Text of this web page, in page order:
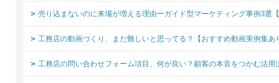
売り込まないのに来場が増える理由ーガイド型マーケティング事例3選【
工務店の動画づくり、まだ難しいと思ってる？【おすすめ動画実例集あ
工務店の問い合わせフォーム項目、何が良い？顧客の本音をつかむ活用